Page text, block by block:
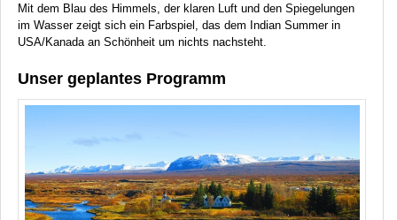
Mit dem Blau des Himmels, der klaren Luft und den Spiegelungen
im Wasser zeigt sich ein Farbspiel, das dem Indian Summer in
USA/Kanada an Schönheit um nichts nachsteht.
Unser geplantes Programm